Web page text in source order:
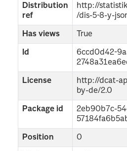
Distribution
ref
http://
/dis-5-8-y-
Has views True
Id
6ccd0d42-
License
http://dcat-
by-de/2.0
Package id
2eb90b7c-
Position 0